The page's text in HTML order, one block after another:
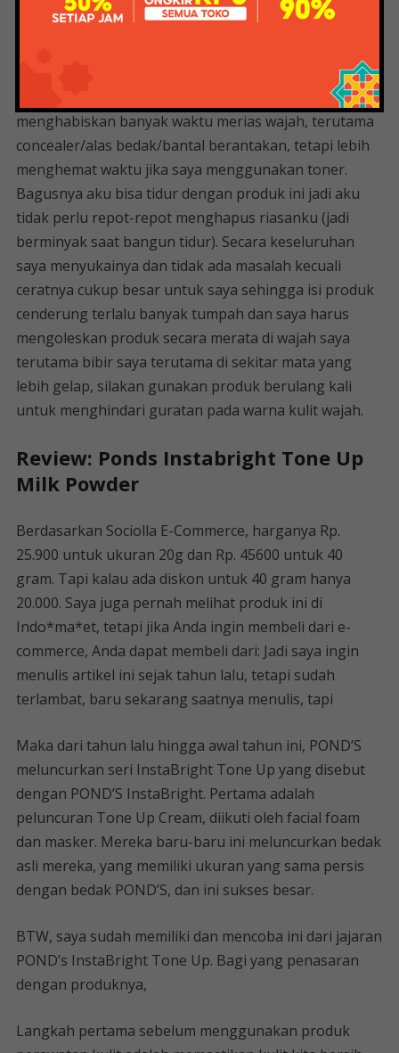
kamu malas merias wajah tapi tidak ingin riasanmu
berantakan. Kemudian lagi, saya juga seseorang yang
menghabiskan banyak waktu merias wajah, terutama
concealer/alas bedak/bantal berantakan, tetapi lebih
menghemat waktu jika saya menggunakan toner.
Bagusnya aku bisa tidur dengan produk ini jadi aku
tidak perlu repot-repot menghapus riasanku (jadi
berminyak saat bangun tidur). Secara keseluruhan
saya menyukainya dan tidak ada masalah kecuali
ceratnya cukup besar untuk saya sehingga isi produk
cenderung terlalu banyak tumpah dan saya harus
mengoleskan produk secara merata di wajah saya
terutama bibir saya terutama di sekitar mata yang
lebih gelap, silakan gunakan produk berulang kali
untuk menghindari guratan pada warna kulit wajah.
Review: Ponds Instabright Tone Up
Milk Powder
Berdasarkan Sociolla E-Commerce, harganya Rp.
25.900 untuk ukuran 20g dan Rp. 45600 untuk 40
gram. Tapi kalau ada diskon untuk 40 gram hanya
20.000. Saya juga pernah melihat produk ini di
Indo*ma*et, tetapi jika Anda ingin membeli dari e-
commerce, Anda dapat membeli dari: Jadi saya ingin
menulis artikel ini sejak tahun lalu, tetapi sudah
terlambat, baru sekarang saatnya menulis, tapi
Maka dari tahun lalu hingga awal tahun ini, POND’S
meluncurkan seri InstaBright Tone Up yang disebut
dengan POND’S InstaBright. Pertama adalah
peluncuran Tone Up Cream, diikuti oleh facial foam
dan masker. Mereka baru-baru ini meluncurkan bedak
asli mereka, yang memiliki ukuran yang sama persis
dengan bedak POND’S, dan ini sukses besar.
BTW, saya sudah memiliki dan mencoba ini dari jajaran
POND’s InstaBright Tone Up. Bagi yang penasaran
dengan produknya,
Langkah pertama sebelum menggunakan produk